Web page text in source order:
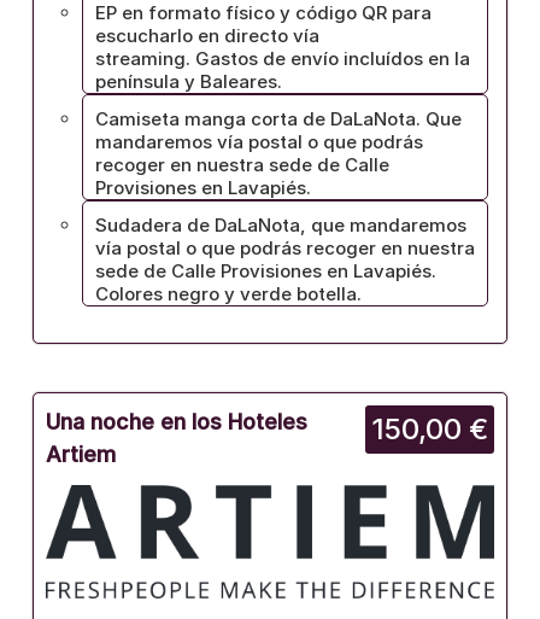
EP en formato físico y código QR para
escucharlo en directo vía
streaming. Gastos de envío incluídos en la
península y Baleares.
Camiseta manga corta de DaLaNota. Que
mandaremos vía postal o que podrás
recoger en nuestra sede de Calle
Provisiones en Lavapiés.
Sudadera de DaLaNota, que mandaremos
vía postal o que podrás recoger en nuestra
sede de Calle Provisiones en Lavapiés.
Colores negro y verde botella.
150,00 €
Una noche en los Hoteles
Artiem